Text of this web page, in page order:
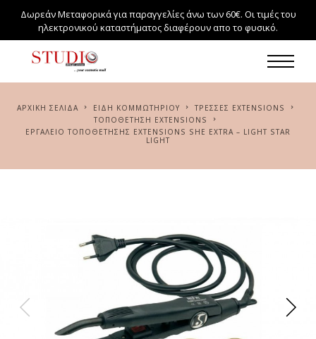
Δωρεάν Μεταφορικά για παραγγελίες άνω των 60€. Οι τιμές του
ηλεκτρονικού καταστήματος διαφέρουν απο το φυσικό.
ΑΡΧΙΚΉ ΣΕΛΊΔΑ ΕΙΔΗ ΚΟΜΜΩΤΗΡΙΟΥ
ΤΡΕΣΣΕΣ EXTENSIONS
ΤΟΠΟΘΈΤΗΣΗ EXTENSIONS
ΕΡΓΑΛΕΙΟ ΤΟΠΟΘΈΤΗΣΗΣ EXTENSIONS SHE EXTRA – LIGHT STAR
LIGHT